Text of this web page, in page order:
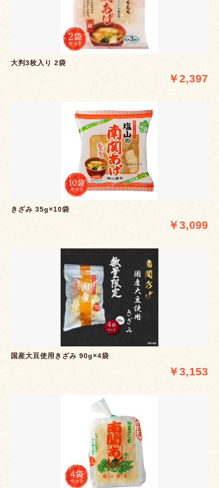
大判3枚入り 2袋
￥2,397
きざみ 35g×10袋
￥3,099
国産大豆使用きざみ 90g×4袋
￥3,153